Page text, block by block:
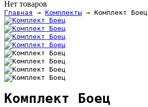
Нет товаров
Главная → Комплекты → Комплект Боец
Комплект Боец